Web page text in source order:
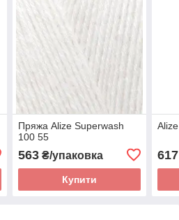
Пряжа Alize Superwash
100 55
563₴/упаковка
Купити
617